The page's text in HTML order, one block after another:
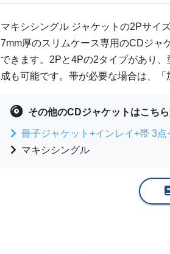
マキシシングル ジャケットの2Pサイ
7mm厚のスリムケース専用のCDジャ
できます。2Pと4Pの2タイプがあり
成も可能です。帯が必要な場合は、
その他のCDジャケットはこち
冊子ジャケット+インレイ+帯 3点
マキシシングル